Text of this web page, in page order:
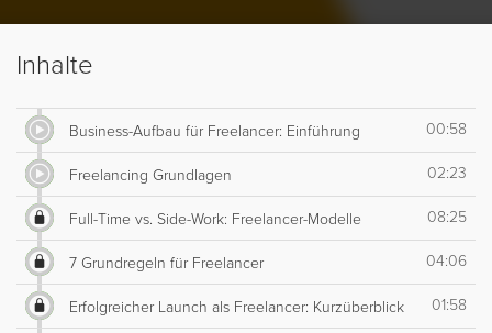
Inhalte
Business-Aufbau für Freelancer: Einführung 00:58
Freelancing Grundlagen 02:23
Full-Time vs. Side-Work: Freelancer-Modelle 08:25
7 Grundregeln für Freelancer 04:06
Erfolgreicher Launch als Freelancer: Kurzüberblick 01:58